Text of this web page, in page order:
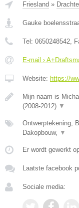
Friesland »
Gauke
Tel: 0650248542,
E-mail ›
Website: https://
Mijn naam is
(2008-2012) ▼
Ontwerptekening,
Dakopbouw, ▼
Er wordt gewerkt
Laatste facebook
Sociale media: